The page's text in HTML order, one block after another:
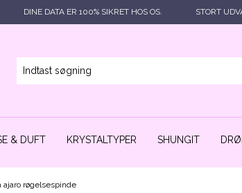
DINE DATA ER 100% SIKRET HOS OS. STORT
& DUFT KRYSTALTYPER SHUNGIT
ajaro røgelsespinde